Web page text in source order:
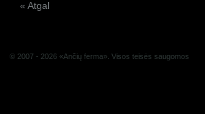
« Atgal
© 2007 - 2026 «Ančių ferma». Visos teisės saugomos